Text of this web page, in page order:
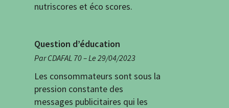
nutriscores et éco scores.
Question d’éducation
Par CDAFAL 70 – Le 29/04/2023
Les consommateurs sont sous la
pression constante des
messages publicitaires qui les